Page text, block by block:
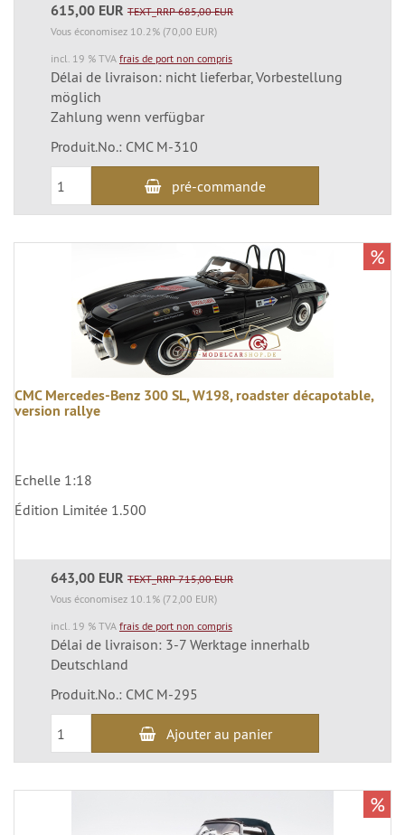
615,00 EUR TEXT_RRP 685,00 EUR
Vous économisez 10.2% (70,00 EUR)
incl. 19 % TVA frais de port non compris
Délai de livraison: nicht lieferbar, Vorbestellung
möglich
Zahlung wenn verfügbar
Produit.No.: CMC M-310
pré-commande
CMC Mercedes-Benz 300 SL, W198, roadster décapotable,
version rallye
Echelle 1:18
Édition Limitée 1.500
643,00 EUR TEXT_RRP 715,00 EUR
Vous économisez 10.1% (72,00 EUR)
incl. 19 % TVA frais de port non compris
Délai de livraison: 3-7 Werktage innerhalb
Deutschland
Produit.No.: CMC M-295
Ajouter au panier
%
%